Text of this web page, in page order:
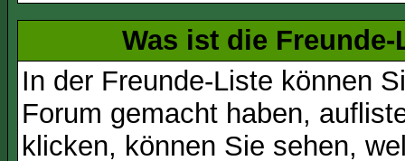
Was ist die
In der Freunde-Liste können
Forum gemacht haben,
klicken, können Sie sehen,